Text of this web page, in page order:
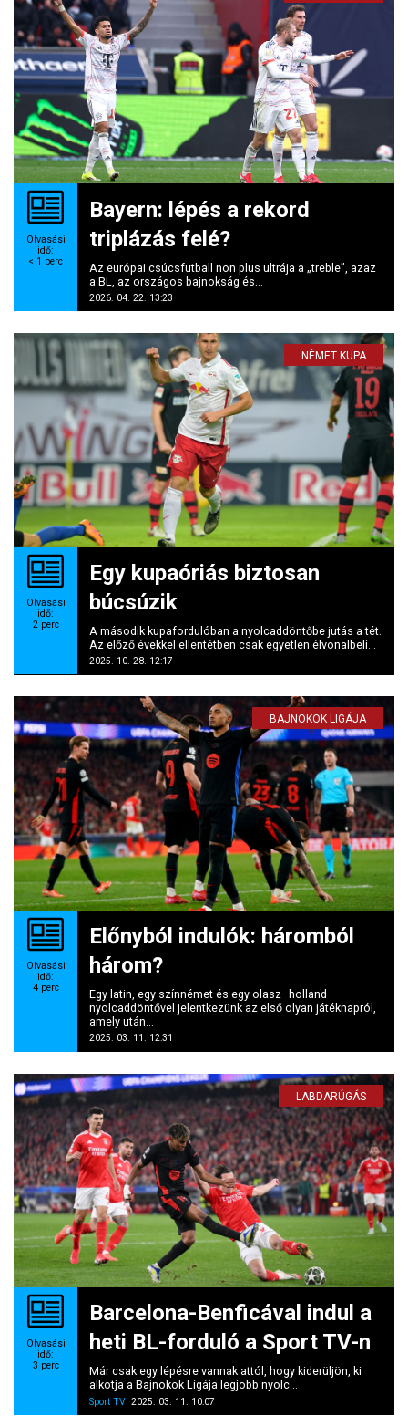
Olvasási
idő:
< 1 perc
Bayern: lépés a rekord
triplázás felé?
Az európai csúcsfutball non plus ultrája a „treble”, azaz
a BL, az országos bajnokság és...
2026. 04. 22. 13:23
NÉMET KUPA
Olvasási
idő:
2 perc
Egy kupaóriás biztosan
búcsúzik
A második kupafordulóban a nyolcaddöntőbe jutás a tét.
Az előző évekkel ellentétben csak egyetlen élvonalbeli...
2025. 10. 28. 12:17
BAJNOKOK LIGÁJA
Olvasási
idő:
4 perc
Előnyból indulók: háromból
három?
Egy latin, egy színnémet és egy olasz–holland
nyolcaddöntővel jelentkezünk az első olyan játéknapról,
amely után...
2025. 03. 11. 12:31
LABDARÚGÁS
Olvasási
idő:
3 perc
Barcelona-Benficával indul a
heti BL-forduló a Sport TV-n
Már csak egy lépésre vannak attól, hogy kiderüljön, ki
alkotja a Bajnokok Ligája legjobb nyolc...
Sport TV 2025. 03. 11. 10:07